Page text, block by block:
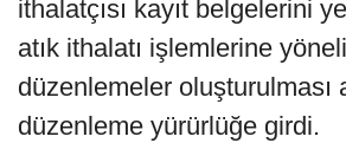
ithalatçısı kayıt belgelerini
atık ithalatı işlemlerine
düzenlemeler oluşturulması
düzenleme yürürlüğe girdi.